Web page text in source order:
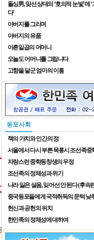
8월 가족 나들이
어정칠월 동동팔월
돌싱男, 맞선 상대의 ‘호의적 눈빛’에
다’
아버지를 그리며
아버지의 유품
아흔일곱의 어머니
오늘도 어머니를 그립니다
고향을 달군 엄마의 이름
동포사회
책의 가치와 인간의 정
서울에서 다시 부른 목릉시 조선족중
자랑스런 중학동창생의 우정
조선족의 정체성과 위기
나라 잃은 설움, 잊어선 안 된다 (후속
중국동포들에게 국적취득의 문턱 낮
헌신과 공헌의 위치
한민족의 정체성에 대하여